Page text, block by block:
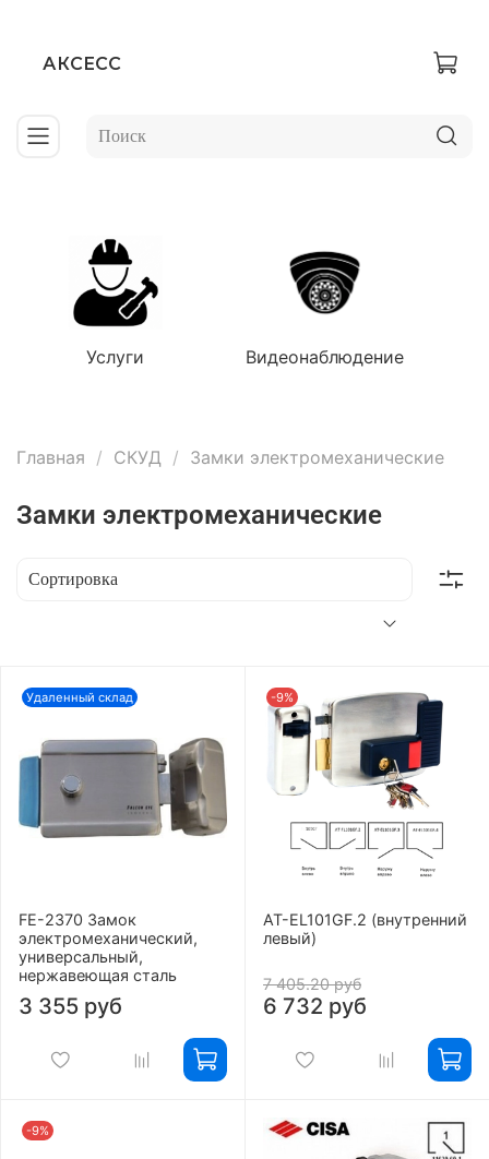
АКСЕСС
Услуги Видеонаблюдение
Главная СКУД Замки электромеханические
Замки электромеханические
Удаленный склад
FE-2370 Замок
электромеханический,
универсальный,
нержавеющая сталь
3 355 руб
-9%
AT-EL101GF.2 (внутренний
левый)
7 405.20 руб
6 732 руб
-9%